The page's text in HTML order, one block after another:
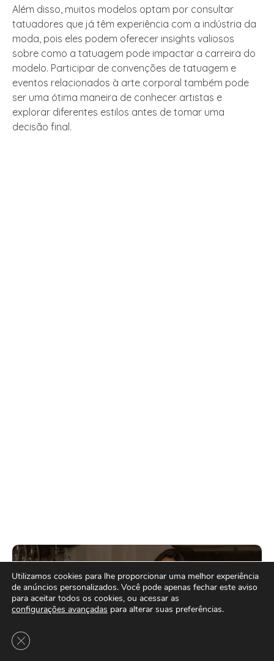
Além disso, muitos modelos optam por consultar
tatuadores que já têm experiência com a indústria da
moda, pois eles podem oferecer insights valiosos
sobre como a tatuagem pode impactar a carreira do
modelo. Participar de convenções de tatuagem e
eventos relacionados à arte corporal também pode
ser uma ótima maneira de conhecer artistas e
explorar diferentes estilos antes de tomar uma
decisão final.
Utilizamos cookies para lhe proporcionar uma melhor experiência
de anúncios personalizados. Você pode apenas fechar este aviso
para aceitar todos os cookies, ou acessar as
configurações avançadas para alterar suas preferências.
Close GDPR Cookie Banner